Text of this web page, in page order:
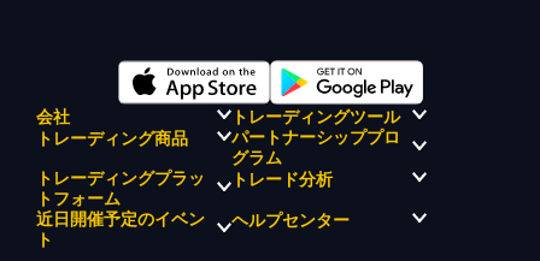
会社
KCMトレードについて
KCM トレードドリフトチーム
企業理念
企業ニュース
ビデオギャラリー
トレーディングツール
KCMトレード AI メンター
KCM トレードシグナルセンタ
ー
経済カレンダー
EA サポート (MT4)
トレーディング商品
外国為替
貴金属
エネルギー
株式インデックス
株式CFD
パートナーシッププロ
グラム
トレーディングプラッ
トフォーム
メタトレーダー 4
トレード分析
マーケットアナリストチーム
近日開催予定のイベン
ト
ヘルプセンター